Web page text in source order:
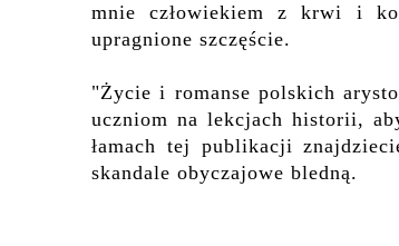
mnie człowiekiem z krwi i
upragnione szczęście.
"Życie i romanse polskich
uczniom na lekcjach historii,
łamach tej publikacji
skandale obyczajowe bledną.